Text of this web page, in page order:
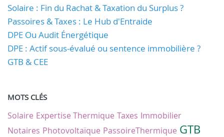
Solaire : Fin du Rachat & Taxation du Surplus ?
Passoires & Taxes : Le Hub d'Entraide
DPE Ou Audit Énergétique
DPE : Actif sous-évalué ou sentence immobilière ?
GTB & CEE
MOTS CLÉS
Solaire Expertise Thermique Taxes Immobilier
Notaires Photovoltaïque PassoireThermique GTB